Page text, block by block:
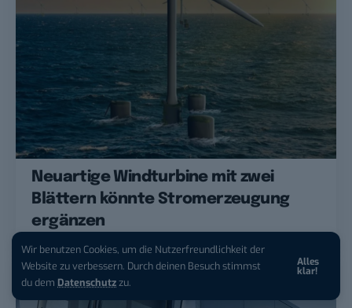
Wir benutzen Cookies, um die Nutzerfreundlichkeit der
Website zu verbessern. Durch deinen Besuch stimmst
du dem Datenschutzzu.
Alles
klar!
Neuartige Windturbine mit zwei
Blättern könnte Stromerzeugung
ergänzen